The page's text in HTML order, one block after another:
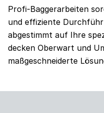
Profi-Baggerarbeiten
und effiziente
abgestimmt auf Ihre
decken Oberwart und
maßgeschneiderte